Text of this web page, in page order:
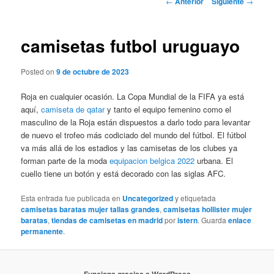
camisetas futbol uruguayo
Posted on9 de octubre de 2023
Roja en cualquier ocasión. La Copa Mundial de la FIFA ya está
aquí,camiseta de qatary tanto el equipo femenino como el
masculino de la Roja están dispuestos a darlo todo para levantar
de nuevo el trofeo más codiciado del mundo del fútbol. El fútbol
va más allá de los estadios y las camisetas de los clubes ya
forman parte de la modaequipacion belgica 2022 urbana. El
cuello tiene un botón y está decorado con las siglas AFC.
Esta entrada fue publicada en Uncategorizedy etiquetada
camisetas baratas mujer tallas grandes,camisetas hollister mujer
baratas,tiendas de camisetas en madridporistern. Guardaenlace
permanente.